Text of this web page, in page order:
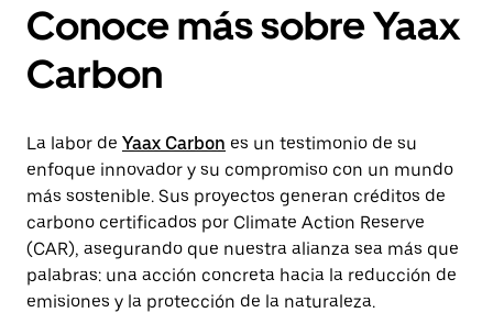
Conoce más sobre Yaax
Carbon
La labor de Yaax Carbon es un testimonio de su
enfoque innovador y su compromiso con un mundo
más sostenible. Sus proyectos generan créditos de
carbono certificados por Climate Action Reserve
(CAR), asegurando que nuestra alianza sea más que
palabras: una acción concreta hacia la reducción de
emisiones y la protección de la naturaleza.